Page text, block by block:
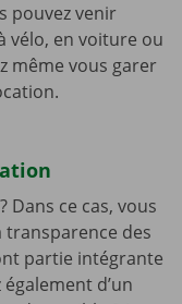
pouvez venir
vélo, en voiture ou
même vous garer
Dans ce cas, vous
transparence des
partie intégrante
d’un